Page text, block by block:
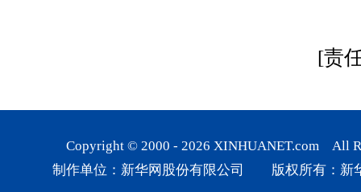
[责
Copyright © 2000 - 2026 XINHUANET.com All
制作单位：新华网股份有限公司 版权所有：新